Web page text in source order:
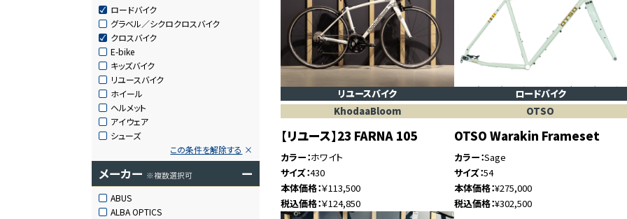
ロードバイク
グラベル／シクロクロスバイク
クロスバイク
E-bike
キッズバイク
リユースバイク
ホイール
ヘルメット
アイウェア
シューズ
この条件を解除する
メーカー ※複数選択可 ー
ABUS
ALBA OPTICS
リユースバイク
KhodaaBloom
【リユース】23 FARNA 105
カラー ホワイト
サイズ 430
本体価格 ￥113,500
税込価格 ￥124,850
ロードバイク
OTSO
OTSO Warakin Frameset
カラー Sage
サイズ 54
本体価格 ¥275,000
税込価格 ¥302,500